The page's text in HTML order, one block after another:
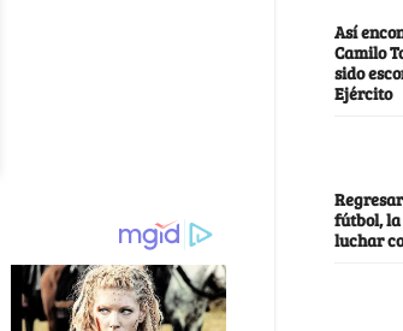
Así
Camilo
sido
Ejército
fútbol,
luchar